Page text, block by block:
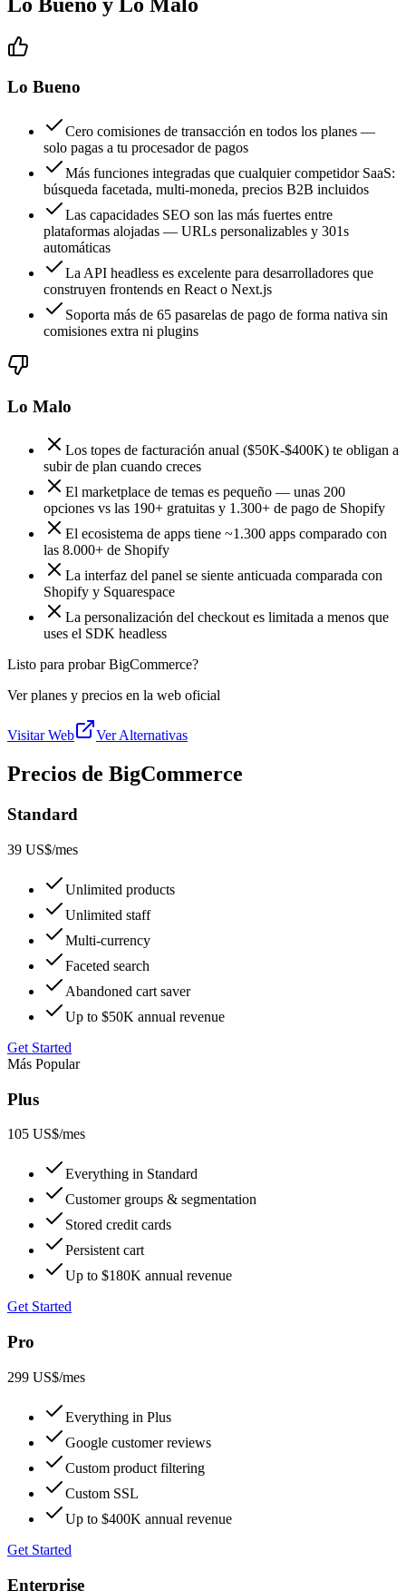
Lo Bueno
Cero comisiones de transacción en todos los planes —
solo pagas a tu procesador de pagos
Más funciones integradas que cualquier competidor SaaS:
búsqueda facetada, multi-moneda, precios B2B incluidos
Las capacidades SEO son las más fuertes entre
plataformas alojadas — URLs personalizables y 301s
automáticas
La API headless es excelente para desarrolladores que
construyen frontends en React o Next.js
Soporta más de 65 pasarelas de pago de forma nativa sin
comisiones extra ni plugins
Lo Malo
Los topes de facturación anual ($50K-$400K) te obligan a
subir de plan cuando creces
El marketplace de temas es pequeño — unas 200
opciones vs las 190+ gratuitas y 1.300+ de pago de Shopify
El ecosistema de apps tiene ~1.300 apps comparado con
las 8.000+ de Shopify
La interfaz del panel se siente anticuada comparada con
Shopify y Squarespace
La personalización del checkout es limitada a menos que
uses el SDK headless
Listo para probar BigCommerce?
Ver planes y precios en la web oficial
Visitar Web Ver Alternativas
Precios de BigCommerce
Standard
39 US$/mes
Unlimited products
Unlimited staff
Multi-currency
Faceted search
Abandoned cart saver
Up to $50K annual revenue
Get Started
Más Popular
Plus
105 US$/mes
Everything in Standard
Customer groups & segmentation
Stored credit cards
Persistent cart
Up to $180K annual revenue
Get Started
Pro
299 US$/mes
Everything in Plus
Google customer reviews
Custom product filtering
Custom SSL
Up to $400K annual revenue
Get Started
Enterprise